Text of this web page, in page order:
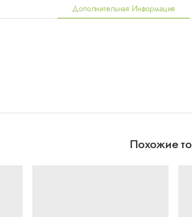
Дополнительная Информация
Похожие